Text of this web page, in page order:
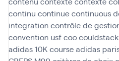
continu continuecontinuous
integration contrôle de
convention usfcoocouldstack
adidas 10K course adidas